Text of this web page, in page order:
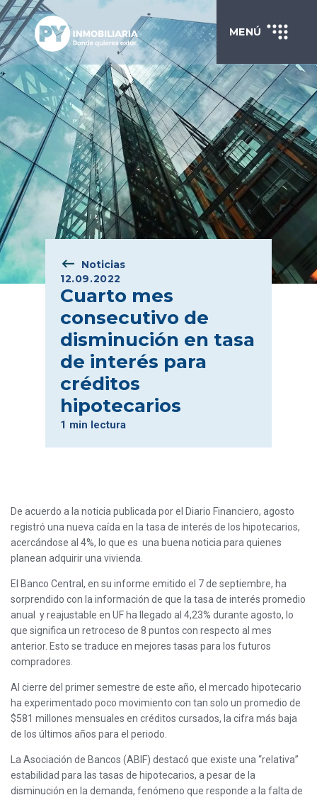
MENÚ
Noticias
12.09.2022
Cuarto mes
consecutivo de
disminución en tasa
de interés para
créditos
hipotecarios
1 min lectura
De acuerdo a la noticia publicada por el Diario Financiero, agosto
registró una nueva caída en la tasa de interés de los hipotecarios,
acercándose al 4%, lo que es una buena noticia para quienes
planean adquirir una vivienda.
El Banco Central, en su informe emitido el 7 de septiembre, ha
sorprendido con la información de que la tasa de interés promedio
anual y reajustable en UF ha llegado al 4,23% durante agosto, lo
que significa un retroceso de 8 puntos con respecto al mes
anterior. Esto se traduce en mejores tasas para los futuros
compradores.
Al cierre del primer semestre de este año, el mercado hipotecario
ha experimentado poco movimiento con tan solo un promedio de
$581 millones mensuales en créditos cursados, la cifra más baja
de los últimos años para el periodo.
La Asociación de Bancos (ABIF) destacó que existe una “relativa”
estabilidad para las tasas de hipotecarios, a pesar de la
disminución en la demanda, fenómeno que responde a la falta de